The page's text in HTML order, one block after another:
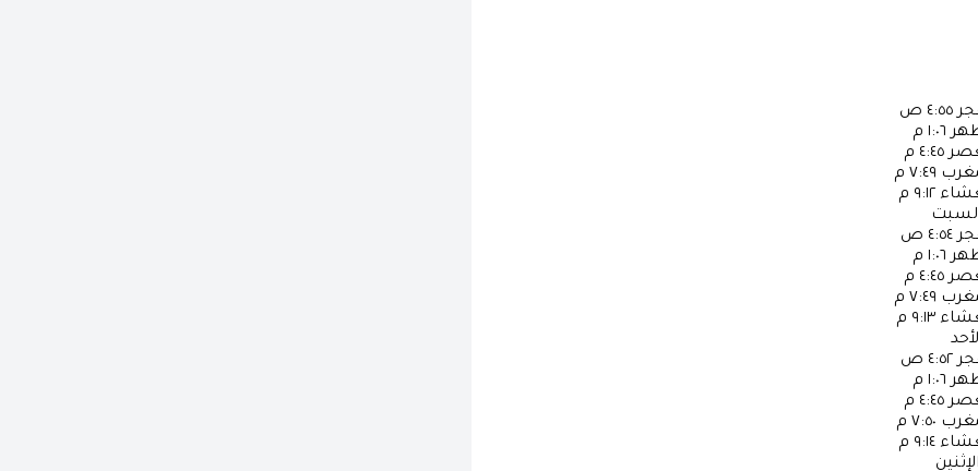
٤:٥٥ ص
١:٠٦ م
٤:٤٥ م
٧:٤٩ م
٩:١٢ م
٤:٥٤ ص
١:٠٦ م
٤:٤٥ م
٧:٤٩ م
٩:١٣ م
٤:٥٢ ص
١:٠٦ م
٤:٤٥ م
٧:٥٠ م
٩:١٤ م